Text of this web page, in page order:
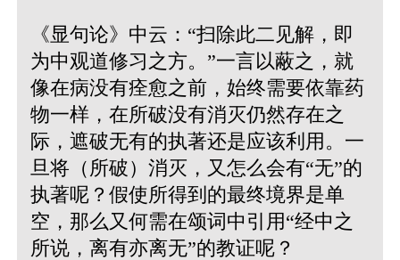
《显句论》中云：“扫除此二见解，即
为中观道修习之方。”一言以蔽之，就
像在病没有痊愈之前，始终需要依靠药
物一样，在所破没有消灭仍然存在之
际，遮破无有的执著还是应该利用。一
旦将（所破）消灭，又怎么会有“无”的
执著呢？假使所得到的最终境界是单
空，那么又何需在颂词中引用“经中之
所说，离有亦离无”的教证呢？